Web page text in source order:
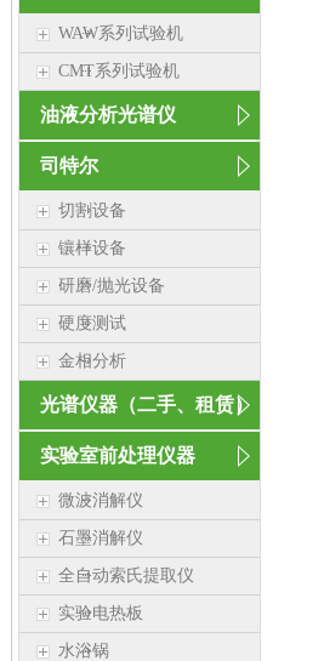
WAW系列试验机
CMT系列试验机
油液分析光谱仪
司特尔
切割设备
镶样设备
研磨/抛光设备
硬度测试
金相分析
光谱仪器（二手、租赁）
实验室前处理仪器
微波消解仪
石墨消解仪
全自动索氏提取仪
实验电热板
水浴锅